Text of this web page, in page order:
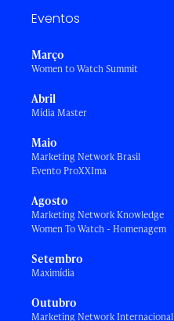
Eventos
Março
Women to Watch Summit
Abril
Mídia Master
Maio
Marketing Network Brasil
Evento ProXXIma
Agosto
Marketing Network Knowledge
Women To Watch - Homenagem
Setembro
Maximídia
Outubro
Marketing Network Internacional